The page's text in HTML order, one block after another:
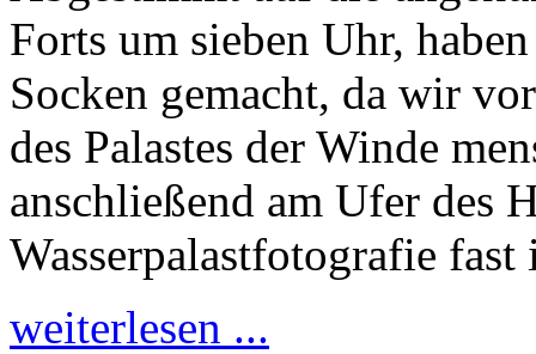
Forts um sieben Uhr,
Socken gemacht, da wir
des Palastes der Winde
anschließend am Ufer des
Wasserpalastfotografie
weiterlesen ...